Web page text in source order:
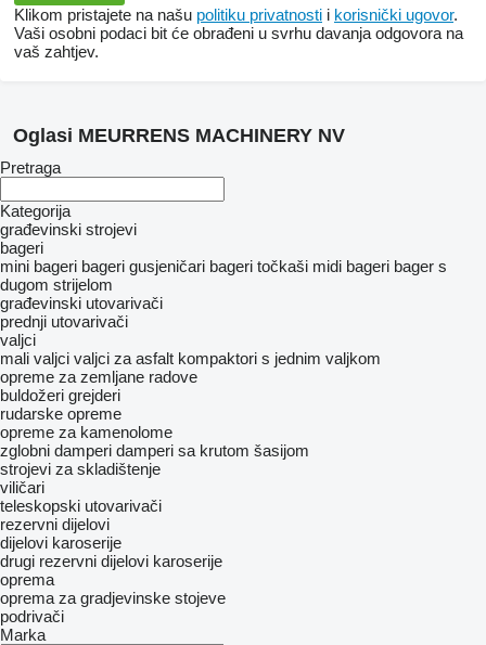
Klikom pristajete na našu politiku privatnosti i korisnički ugovor.
Vaši osobni podaci bit će obrađeni u svrhu davanja odgovora na
vaš zahtjev.
Oglasi MEURRENS MACHINERY NV
Pretraga
Kategorija
građevinski strojevi
bageri
mini bageri bageri gusjeničari bageri točkaši midi bageri bager s
dugom strijelom
građevinski utovarivači
prednji utovarivači
valjci
mali valjci valjci za asfalt kompaktori s jednim valjkom
opreme za zemljane radove
buldožeri grejderi
rudarske opreme
opreme za kamenolome
zglobni damperi damperi sa krutom šasijom
strojevi za skladištenje
viličari
teleskopski utovarivači
rezervni dijelovi
dijelovi karoserije
drugi rezervni dijelovi karoserije
oprema
oprema za gradjevinske stojeve
podrivači
Marka